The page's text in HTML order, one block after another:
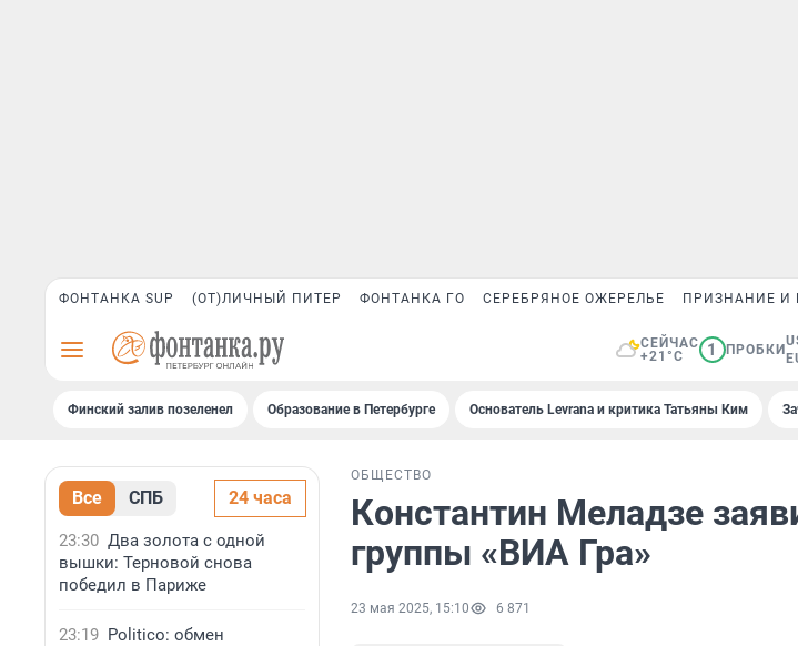
ФОНТАНКА SUP (ОТ)ЛИЧНЫЙ ПИТЕР ФОНТАНКА ГО СЕРЕБРЯНОЕ ОЖЕРЕЛЬЕ ПРИЗНАНИЕ И
СЕЙЧАС
+21°C
1 ПРОБКИ
Финский залив позеленел Образование в Петербурге Основатель Levrana и критика Татьяны Ким
Все СПБ 24 часа
23:30 Два золота с одной
вышки: Терновой снова
победил в Париже
23:19 Politico: обмен
ОБЩЕСТВО
Константин Меладзе
группы «ВИА Гра»
23 мая 2025, 15:10 6 871